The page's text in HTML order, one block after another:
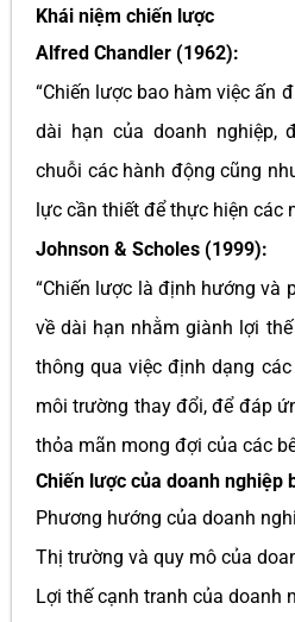
Khái niệm chiến lược
Alfred Chandler (1962):
“Chiến lược bao hàm việc ấn
dài hạn của doanh nghiệp,
chuỗi các hành động cũng
lực cần thiết để thực hiện các
Johnson & Scholes (1999):
“Chiến lược là định hướng và
về dài hạn nhằm giành lợi
thông qua việc định dạng
môi trường thay đổi, để đáp
thỏa mãn mong đợi của các
Chiến lược của doanh nghiệp
Phương hướng của doanh
Thị trường và quy mô của
Lợi thế cạnh tranh của doanh